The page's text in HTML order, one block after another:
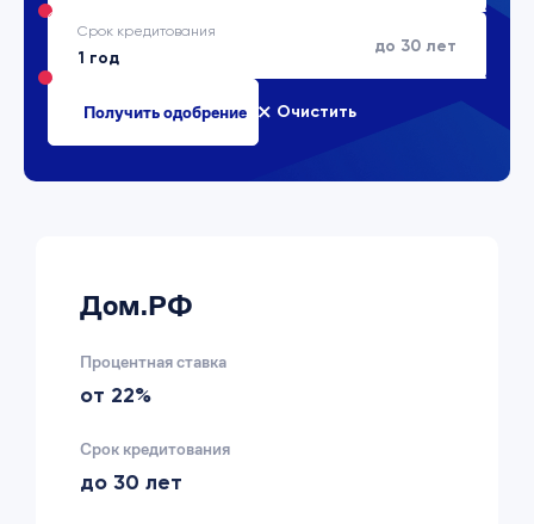
Срок кредитования
до 30 лет
Очистить
Дом.РФ
Процентная ставка
от 22%
Срок кредитования
до 30 лет